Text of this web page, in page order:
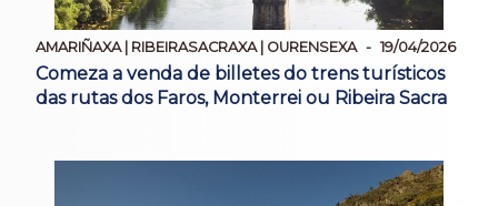
AMARIÑAXA | RIBEIRASACRAXA | OURENSEXA 19/04/2026
Comeza a venda de billetes do trens turísticos
das rutas dos Faros, Monterrei ou Ribeira Sacra